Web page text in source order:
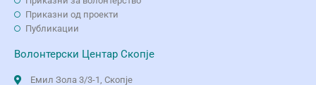
Приказни од проекти
Публикации
Волонтерски Центар Скопје
Емил Зола 3/3-1, Скопје